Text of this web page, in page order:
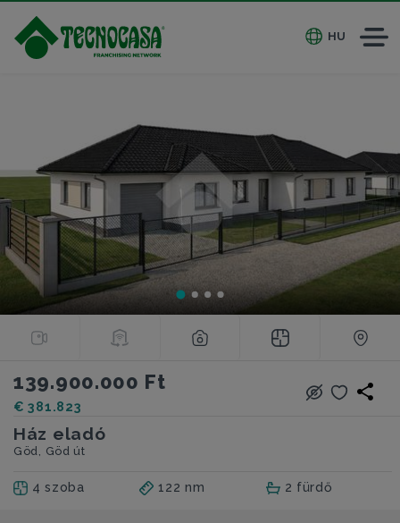
HU
139.900.000 Ft
€ 381.823
Ház eladó
Göd, Göd út
4 szoba 122 nm 2 fürdő